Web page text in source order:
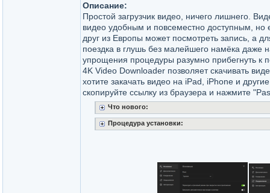
Описание:
Простой загрузчик видео, ничего лишнего.
видео удобным и повсеместно доступным, но
друг из Европы может посмотреть запись, а
поездка в глушь без малейшего намёка
упрощения процедуры разумно прибегнуть к
4K Video Downloader позволяет скачивать
хотите закачать видео на iPad, iPhone и
скопируйте ссылку из браузера и нажмите
Что нового:
Процедура установки: